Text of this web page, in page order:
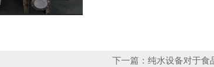
下一篇：纯水设备对于食